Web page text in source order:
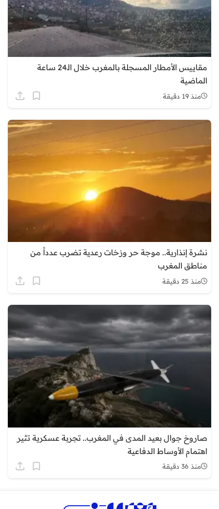
مقاييس الأمطار المسجلة بالمغرب خلال الـ24 ساعة
الماضية
منذ 19 دقيقة
نشرة إنذارية.. موجة حر وزخات رعدية تضرب عدداً من
مناطق المغرب
منذ 25 دقيقة
صاروخ جوال بعيد المدى في المغرب.. تجربة عسكرية تثير
اهتمام الأوساط الدفاعية
منذ 36 دقيقة